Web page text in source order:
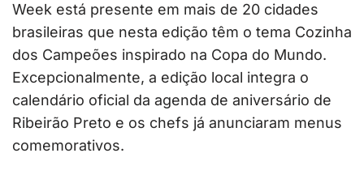
Week está presente em mais de 20 cidades
brasileiras que nesta edição têm o tema Cozinha
dos Campeões inspirado na Copa do Mundo.
Excepcionalmente, a edição local integra o
calendário oficial da agenda de aniversário de
Ribeirão Preto e os chefs já anunciaram menus
comemorativos.